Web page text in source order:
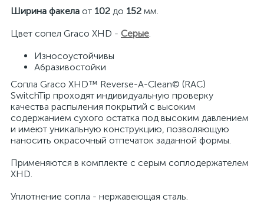
Ширина факела от 102 до 152 мм.
Цвет сопел Graco XHD - Серые.
Износоустойчивы
Абразивостойки
Сопла Graco XHD™ Reverse-A-Clean© (RAC)
SwitchTip проходят индивидуальную проверку
качества распыления покрытий с высоким
содержанием сухого остатка под высоким давлением
и имеют уникальную конструкцию, позволяющую
наносить окрасочный отпечаток заданной формы.
Применяются в комплекте с серым соплодержателем
XHD.
Уплотнение сопла - нержавеющая сталь.